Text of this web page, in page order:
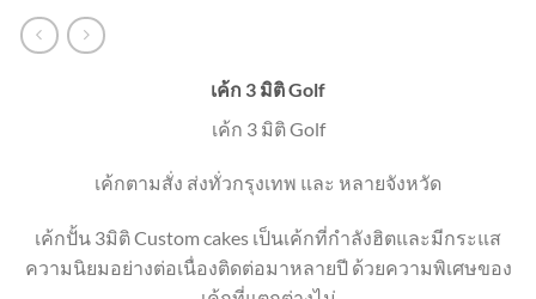
เค้ก 3 มิติ Golf
เค้ก 3 มิติ Golf
เค้กตามสั่ง ส่งทั่วกรุงเทพ และ หลายจังหวัด
เค้กปั้น 3มิติ Custom cakes เป็นเค้กที่กำลังฮิตและมีกระแส
ความนิยมอย่างต่อเนื่องติดต่อมาหลายปี ด้วยความพิเศษของ